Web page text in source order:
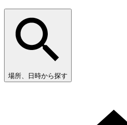
場所、日時から探す